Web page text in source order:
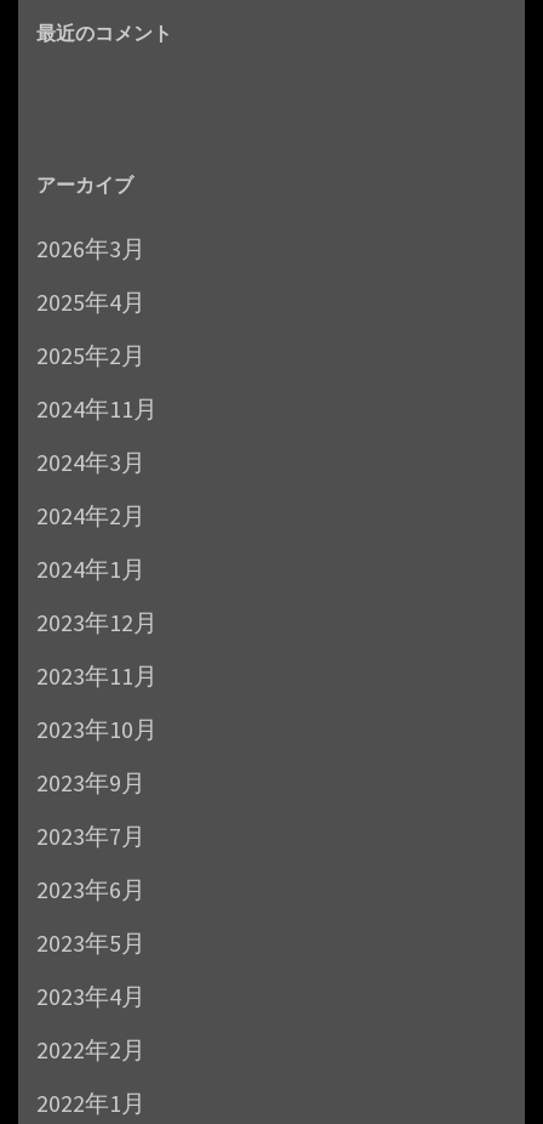
最近のコメント
アーカイブ
2026年3月
2025年4月
2025年2月
2024年11月
2024年3月
2024年2月
2024年1月
2023年12月
2023年11月
2023年10月
2023年9月
2023年7月
2023年6月
2023年5月
2023年4月
2022年2月
2022年1月